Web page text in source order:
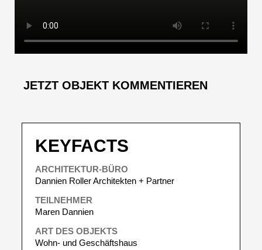
JETZT OBJEKT KOMMENTIEREN
KEYFACTS
ARCHITEKTUR-BÜRO
Dannien Roller Architekten + Partner
TEILNEHMER
Maren Dannien
ART DES OBJEKTS
Wohn- und Geschäftshaus